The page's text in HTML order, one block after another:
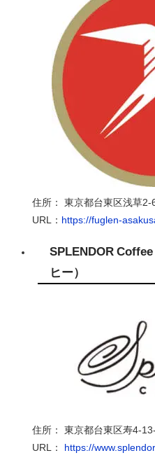
住所： 東京都台東区浅草2-
URL： https://fuglen-
SPLENDOR Coffee
ヒー）
住所： 東京都台東区寿4-
URL：
https://